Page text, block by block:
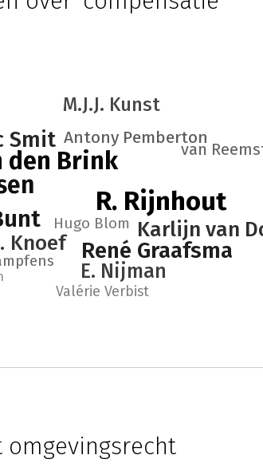
R. Rijnhout
den Brink
René Graafsma
Smit
Karlijn van
Knoef
E. Nijman
M.J.J. Kunst
Antony Pemberton
van
Hugo Blom
Valérie Verbist
omgevingsrecht